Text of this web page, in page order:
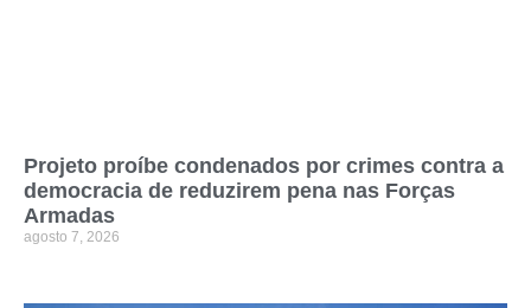
Projeto proíbe condenados por crimes contra a
democracia de reduzirem pena nas Forças
Armadas
agosto 7, 2026